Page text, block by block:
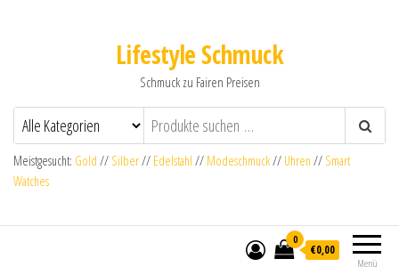
Lifestyle Schmuck
Schmuck zu Fairen Preisen
Meistgesucht: Gold // Silber// Edelstahl // Modeschmuck// Uhren // Smart
Watches
Menü
0
€0,00